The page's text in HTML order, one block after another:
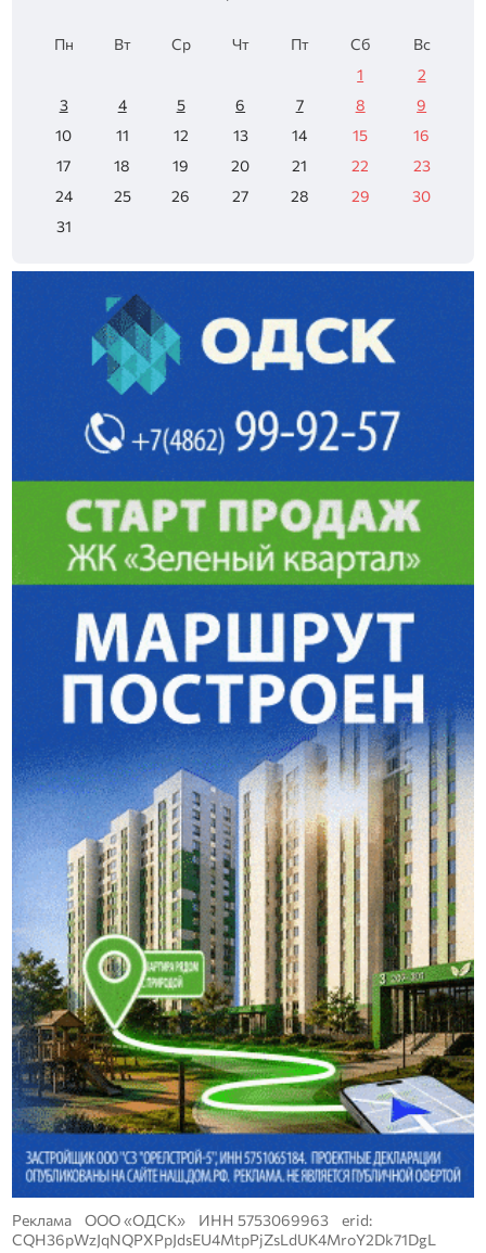
Пн Вт Ср Чт Пт Сб
Вс
1
2
3
4 5 6 7 8
9
10
11 12 13 14 15
16
17
18 19 20 21 22
23
24
25 26 27 28 29
30
31
Реклама ООО «ОДСК» ИНН 5753069963 erid:
CQH36pWzJqNQPXPpJdsEU4MtpPjZsLdUK4MroY2Dk71DgL